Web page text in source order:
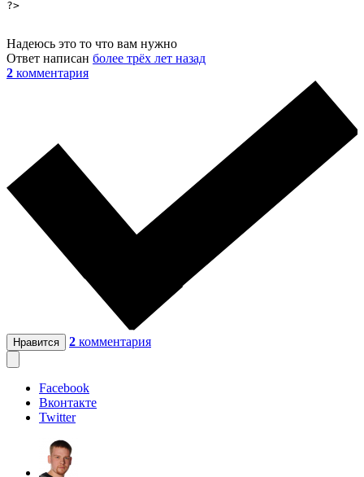
Надеюсь это то что вам нужно
Ответ написан более трёх лет назад
2 комментария
Нравится 2 комментария
Facebook
Вконтакте
Twitter